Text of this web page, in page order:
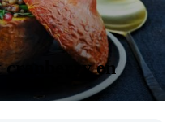
cranberry en